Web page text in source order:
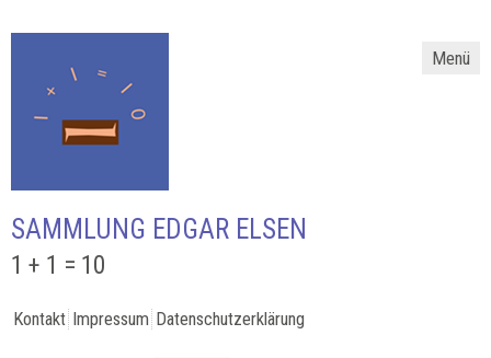
Menü
SAMMLUNG EDGAR ELSEN
1 + 1 = 10
Kontakt Impressum Datenschutzerklärung